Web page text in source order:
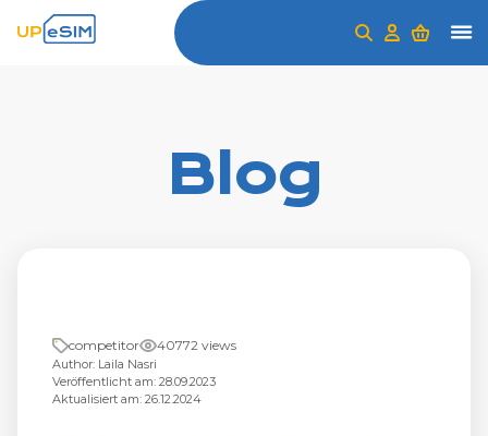
Blog
competitor 40772 views
Author: Laila Nasri
Veröffentlicht am: 28.09.2023
Aktualisiert am: 26.12.2024